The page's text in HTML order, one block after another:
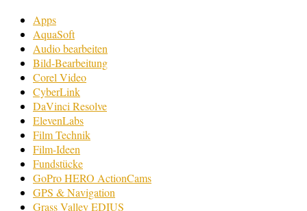
Apps
AquaSoft
Audio bearbeiten
Bild-Bearbeitung
Corel Video
CyberLink
DaVinci Resolve
ElevenLabs
Film Technik
Film-Ideen
Fundstücke
GoPro HERO ActionCams
GPS & Navigation
Grass Valley EDIUS